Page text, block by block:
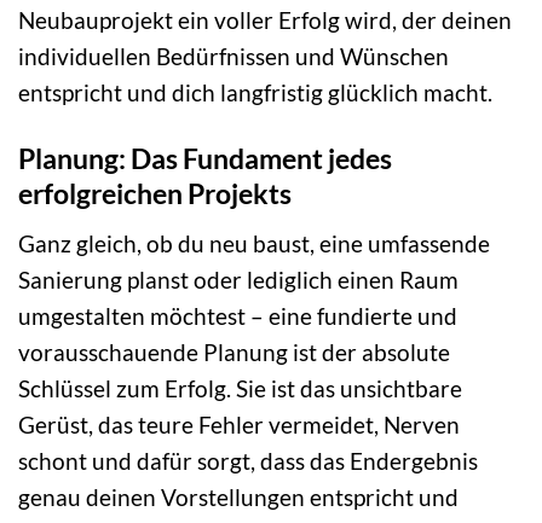
Neubauprojekt ein voller Erfolg wird, der deinen
individuellen Bedürfnissen und Wünschen
entspricht und dich langfristig glücklich macht.
Planung: Das Fundament jedes
erfolgreichen Projekts
Ganz gleich, ob du neu baust, eine umfassende
Sanierung planst oder lediglich einen Raum
umgestalten möchtest – eine fundierte und
vorausschauende Planung ist der absolute
Schlüssel zum Erfolg. Sie ist das unsichtbare
Gerüst, das teure Fehler vermeidet, Nerven
schont und dafür sorgt, dass das Endergebnis
genau deinen Vorstellungen entspricht und